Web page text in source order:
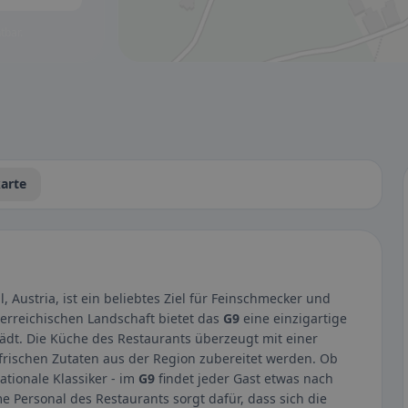
Austria, ist ein beliebtes Ziel für Feinschmecker und
Landschaft bietet das G9 eine einzigartige
Die Küche des Restaurants überzeugt mit einer
Zutaten aus der Region zubereitet werden. Ob
Klassiker - im G9 findet jeder Gast etwas nach
Personal des Restaurants sorgt dafür, dass sich die